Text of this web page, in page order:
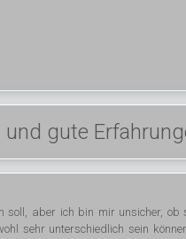
gute
soll, aber ich bin mir unsicher,
sehr unterschiedlich sein